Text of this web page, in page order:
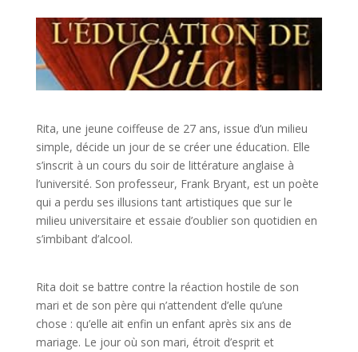
Rita, une jeune coiffeuse de 27 ans, issue d’un milieu
simple, décide un jour de se créer une éducation. Elle
s’inscrit à un cours du soir de littérature anglaise à
l’université. Son professeur, Frank Bryant, est un poète
qui a perdu ses illusions tant artistiques que sur le
milieu universitaire et essaie d’oublier son quotidien en
s’imbibant d’alcool.
Rita doit se battre contre la réaction hostile de son
mari et de son père qui n’attendent d’elle qu’une
chose : qu’elle ait enfin un enfant après six ans de
mariage. Le jour où son mari, étroit d’esprit et